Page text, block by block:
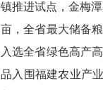
镇推进试点 ，金梅
亩，全省最大储备
入选全省绿色高产
品入围福建农业产